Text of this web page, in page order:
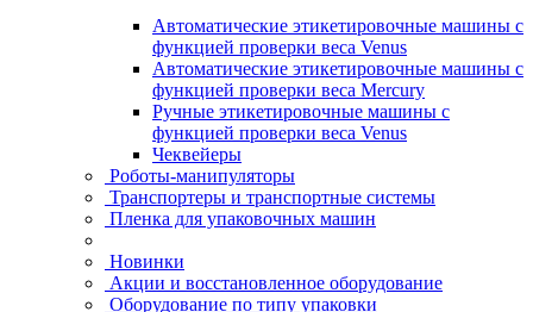
Автоматические этикетировочные машины с
функцией проверки веса Venus
Автоматические этикетировочные машины с
функцией проверки веса Mercury
Ручные этикетировочные машины с
функцией проверки веса Venus
Чеквейеры
Роботы-манипуляторы
Транспортеры и транспортные системы
Пленка для упаковочных машин
Новинки
Акции и восстановленное оборудование
Оборудование по типу упаковки